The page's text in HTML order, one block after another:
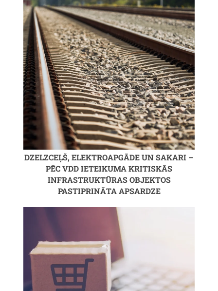
DZELZCEĻŠ, ELEKTROAPGĀDE UN SAKARI –
PĒC VDD IETEIKUMA KRITISKĀS
INFRASTRUKTŪRAS OBJEKTOS
PASTIPRINĀTA APSARDZE